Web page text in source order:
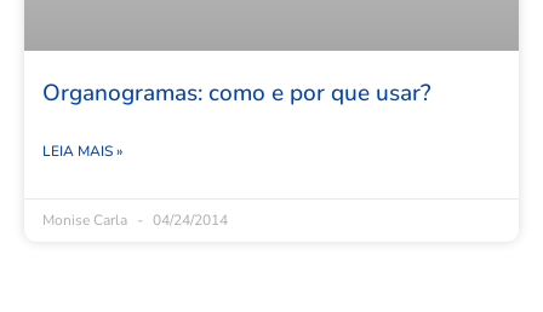
Organogramas: como e por que usar?
LEIA MAIS »
Monise Carla 04/24/2014